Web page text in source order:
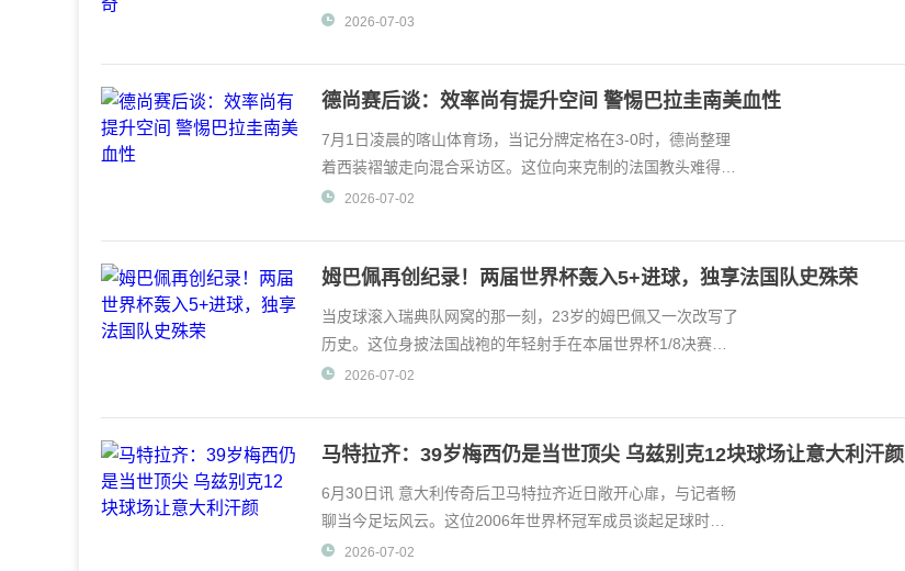
什科维奇即将
2026-07-03
德尚赛后谈：效率尚有提升空间 警惕巴拉圭南美血性
7月1日凌晨的喀山体育场，当记分牌定格在3-0时，德尚整理
着西装褶皱走向混合采访区。这位向来克制的法国教头难得露
出一丝笑意。"说
2026-07-02
姆巴佩再创纪录！两届世界杯轰入5+进球，独享法国队史殊荣
当皮球滚入瑞典队网窝的那一刻，23岁的姆巴佩又一次改写了
历史。这位身披法国战袍的年轻射手在本届世界杯1/8决赛中
延续火热状态，上
2026-07-02
马特拉齐：39岁梅西仍是当世顶尖 乌兹别克12块球场让意大利汗颜
6月30日讯 意大利传奇后卫马特拉齐近日敞开心扉，与记者畅
聊当今足坛风云。这位2006年世界杯冠军成员谈起足球时，
眼里依然闪烁着当年
2026-07-02